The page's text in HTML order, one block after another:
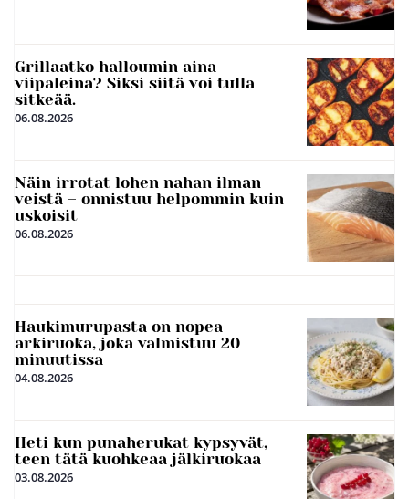
Grillaatko halloumin aina
viipaleina? Siksi siitä voi tulla
sitkeää.
06.08.2026
Näin irrotat lohen nahan ilman
veistä – onnistuu helpommin kuin
uskoisit
06.08.2026
Haukimurupasta on nopea
arkiruoka, joka valmistuu 20
minuutissa
04.08.2026
Heti kun punaherukat kypsyvät,
teen tätä kuohkeaa jälkiruokaa
03.08.2026